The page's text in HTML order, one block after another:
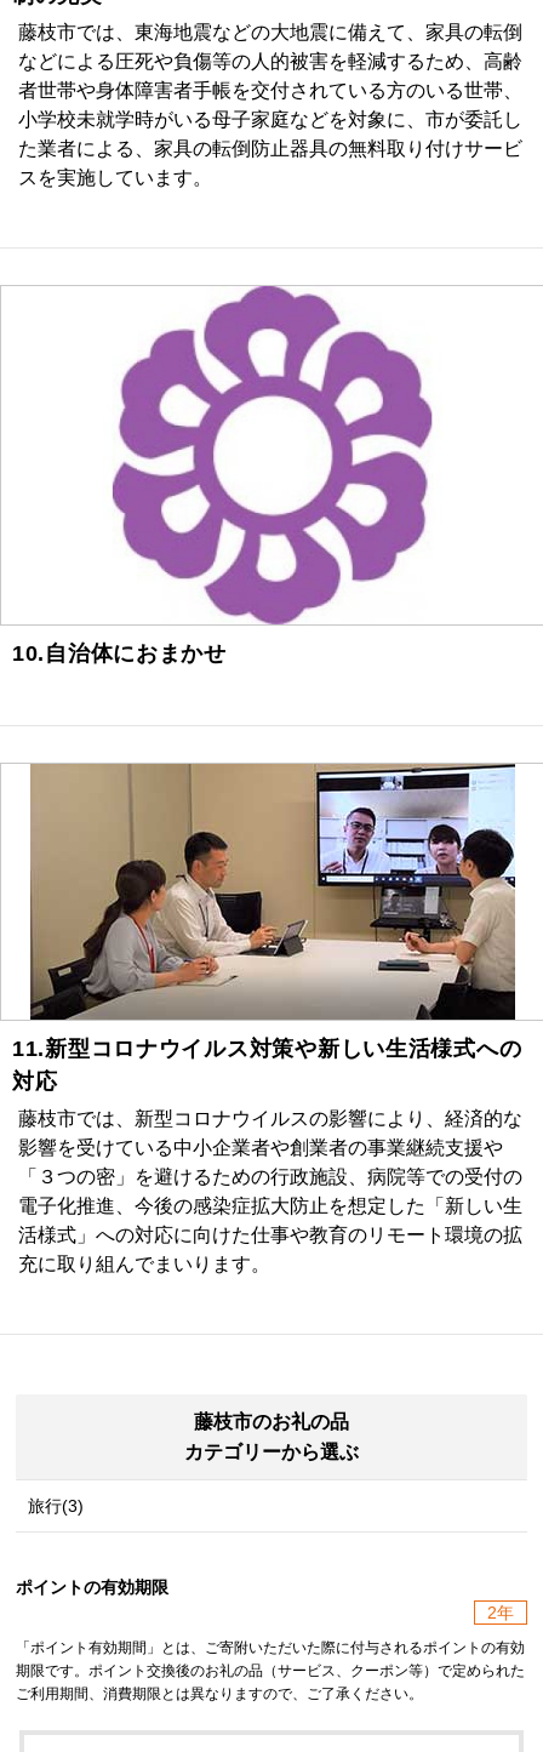
藤枝市では、東海地震などの大地震に備えて、家具の転倒
などによる圧死や負傷等の人的被害を軽減するため、高齢
者世帯や身体障害者手帳を交付されている方のいる世帯、
小学校未就学時がいる母子家庭などを対象に、市が委託し
た業者による、家具の転倒防止器具の無料取り付けサービ
スを実施しています。
10.自治体におまかせ
11.新型コロナウイルス対策や新しい生活様式への
対応
藤枝市では、新型コロナウイルスの影響により、経済的な
影響を受けている中小企業者や創業者の事業継続支援や
「３つの密」を避けるための行政施設、病院等での受付の
電子化推進、今後の感染症拡大防止を想定した「新しい生
活様式」への対応に向けた仕事や教育のリモート環境の拡
充に取り組んでまいります。
藤枝市のお礼の品
カテゴリーから選ぶ
旅行(3)
ポイントの有効期限
2年
「ポイント有効期間」とは、ご寄附いただいた際に付与されるポイントの有効
期限です。ポイント交換後のお礼の品（サービス、クーポン等）で定められた
ご利用期間、消費期限とは異なりますので、ご了承ください。